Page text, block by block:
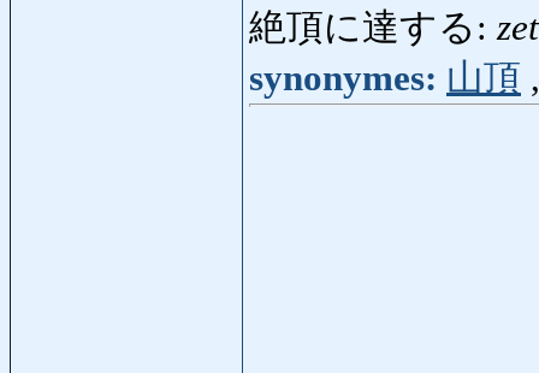
絶頂に達する:
synonymes: 山頂